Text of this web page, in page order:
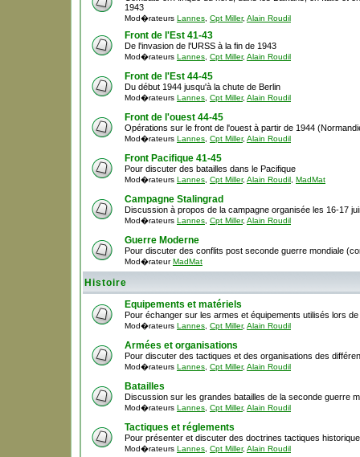
1943
Mod�rateurs Lannes Cpt Miller, Alain Roudil
Front de l'Est 41-43
De l'invasion de l'URSS à la fin de 1943
Mod�rateurs Lannes Cpt Miller, Alain Roudil
Front de l'Est 44-45
Du début 1944 jusqu'à la chute de Berlin
Mod�rateurs Lannes Cpt Miller, Alain Roudil
Front de l'ouest 44-45
Opérations sur le front de l'ouest à partir de 1944
Mod�rateurs Lannes Cpt Miller, Alain Roudil
Front Pacifique 41-45
Pour discuter des batailles dans le Pacifique
Mod�rateurs Lannes Cpt Miller, Alain Roudil MadMat
Campagne Stalingrad
Discussion à propos de la campagne organisée les 16-17
Mod�rateurs Lannes Cpt Miller, Alain Roudil
Guerre Moderne
Pour discuter des conflits post seconde guerre mondiale
Mod�rateurMadMat
Histoire
Equipements et matériels
Pour échanger sur les armes et équipements utilisés lors
Mod�rateurs Lannes Cpt Miller, Alain Roudil
Armées et organisations
Pour discuter des tactiques et des organisations des
Mod�rateurs Lannes Cpt Miller, Alain Roudil
Batailles
Discussion sur les grandes batailles de la seconde guerre
Mod�rateurs Lannes Cpt Miller, Alain Roudil
Tactiques et réglements
Pour présenter et discuter des doctrines tactiques
Mod�rateurs Lannes Cpt Miller, Alain Roudil